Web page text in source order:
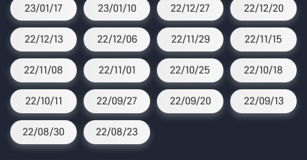
23/01/17 23/01/10 22/12/27 22/12/20
22/12/13 22/12/06 22/11/29 22/11/15
22/11/08 22/11/01 22/10/25 22/10/18
22/10/11 22/09/27 22/09/20 22/09/13
22/08/30 22/08/23